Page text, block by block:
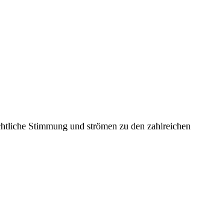
Stimmung und strömen zu den zahlreichen